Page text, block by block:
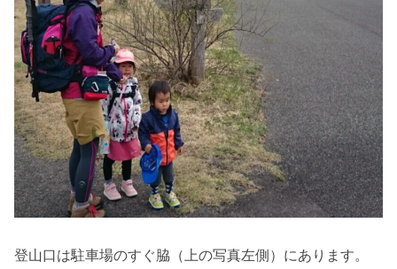
登山口は駐車場のすぐ脇（上の写真左側）にあります。